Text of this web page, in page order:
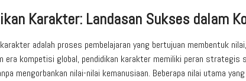
Karakter: Landasan Sukses dalam
adalah proses pembelajaran yang bertujuan membentuk
era kompetisi global, pendidikan karakter memiliki peran strategis
mengorbankan nilai-nilai kemanusiaan. Beberapa nilai utama